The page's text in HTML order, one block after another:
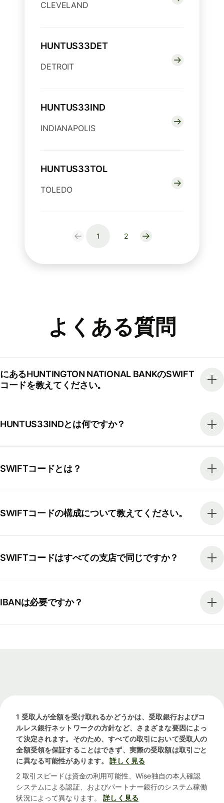
CLEVELAND
HUNTUS33DET
DETROIT
HUNTUS33IND
INDIANAPOLIS
HUNTUS33TOL
TOLEDO
1 2
よくある質問
にあるHUNTINGTON NATIONAL BANKのSWIFT
コードを教えてください。
HUNTUS33INDとは何ですか？
SWIFTコードとは？
SWIFTコードの構成について教えてください。
SWIFTコードはすべての支店で同じですか？
IBANは必要ですか？
1 受取人が全額を受け取れるかどうかは、受取銀行およびコ
ルレス銀行ネットワークの方針など、さまざまな要因によっ
て決定されます。そのため、すべての取引において受取人の
全額受領を保証することはできず、実際の受取額は取引ごと
に異なる可能性があります。
詳しく見る
2 取引スピードは資金の利用可能性、Wise独自の本人確認
システムによる認証、およびパートナー銀行のシステム稼働
状況によって異なります。
詳しく見る